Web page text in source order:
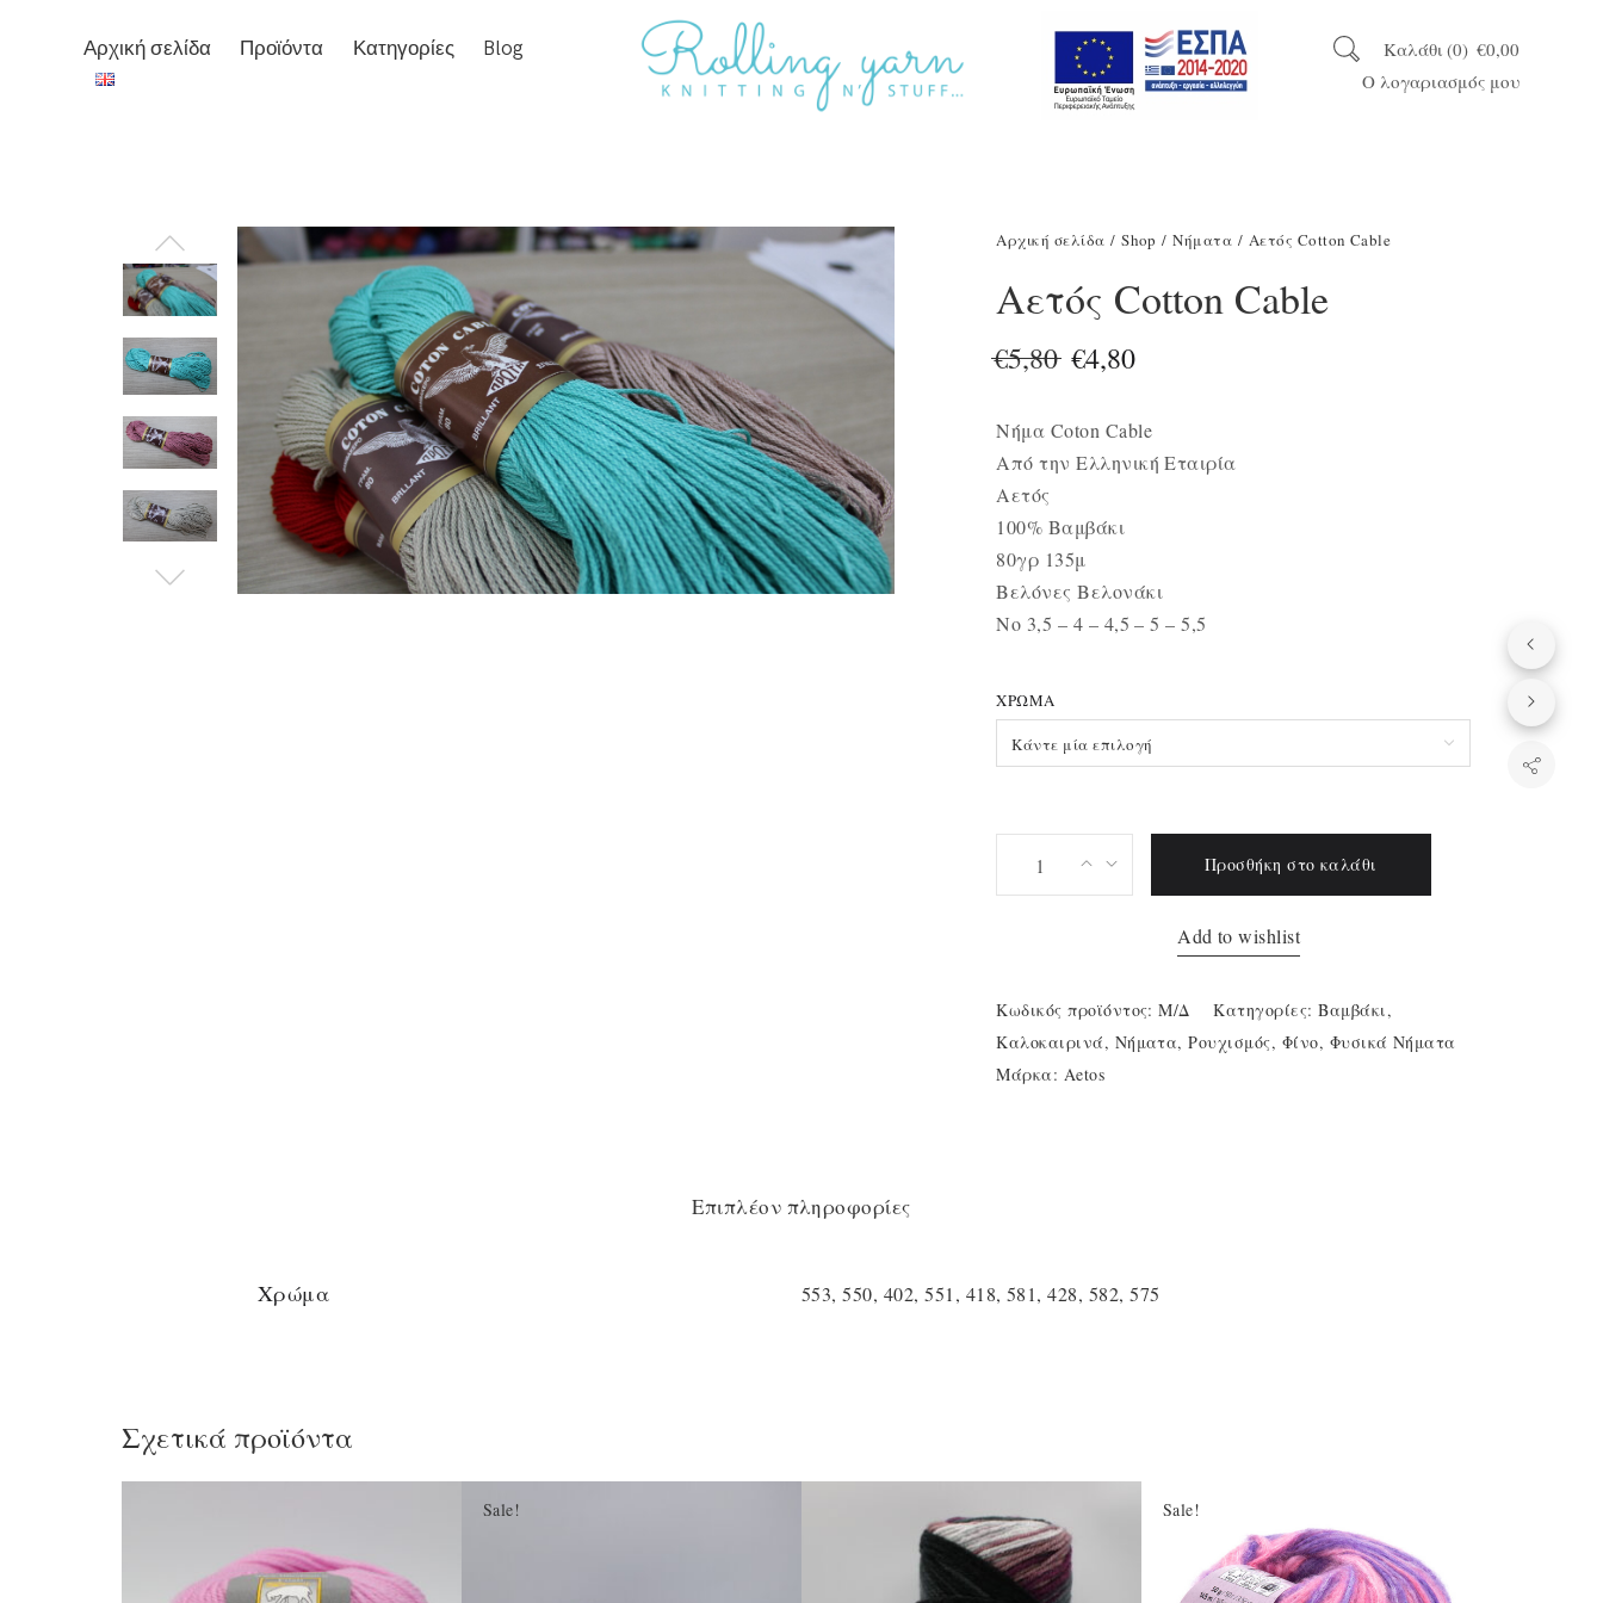
Αρχική σελίδα Προϊόντα Κατηγορίες
Blog
Ο λογαριασμός μου
Καλάθι 0 €0,00
Sale!
Αρχική σελίδα /Shop /Νήματα / Αετός Cotton Cable
Αετός Cotton Cable
€5,80 Original
was:
€5,80.
€4,80
τιμή
είναι:
Νήμα Coton Cable
Από την Ελληνική Εταιρία
Αετός
100% Βαμβάκι
80γρ 135μ
Βελόνες Βελονάκι
Νο 3,5 – 4 – 4,5 – 5 – 5,5
ΧΡΏΜΑ
Κάντε μία επιλογή
Προσθήκη στο καλάθι
Add to wishlist
Κωδικός προϊόντος:Μ/Δ Κατηγορίες:Βαμβάκι,
Καλοκαιρινά, Νήματα,Ρουχισμός, Φίνο, Φυσικά Νήματα
Μάρκα: Aetos
Επιπλέον πληροφορίες
Χρώμα 553, 550, 402, 551, 418, 581, 428, 582, 575
Σχετικά προϊόντα
Sale! Sale!